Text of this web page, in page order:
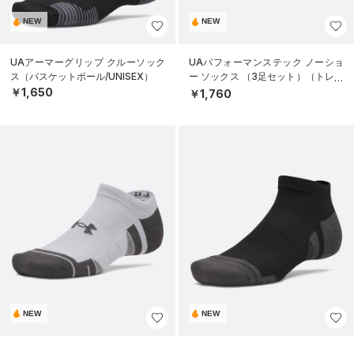
NEW
UAアーマーグリップ クルーソック
ス（バスケットボール/UNISEX）
￥1,650
NEW
UAパフォーマンステック ノーショ
ー ソックス （3足セット）（トレー
ニング/UNISEX）
￥1,760
NEW NEW